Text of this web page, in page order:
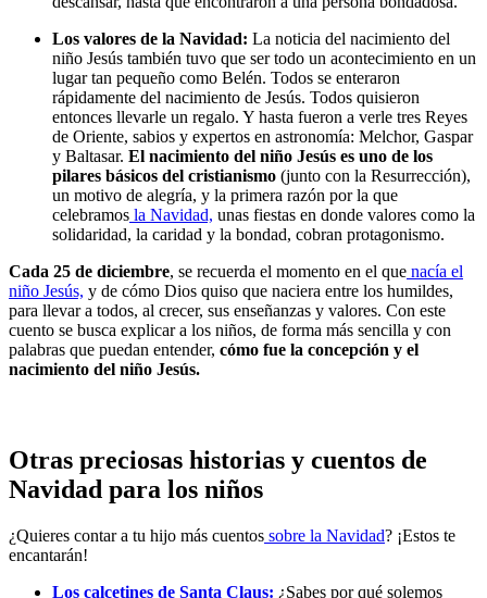
Los valores de la Navidad: La noticia del nacimiento del
niño Jesús también tuvo que ser todo un acontecimiento en un
lugar tan pequeño como Belén. Todos se enteraron
rápidamente del nacimiento de Jesús. Todos quisieron
entonces llevarle un regalo. Y hasta fueron a verle tres Reyes
de Oriente, sabios y expertos en astronomía: Melchor, Gaspar
y Baltasar. El nacimiento del niño Jesús es uno de los
pilares básicos del cristianismo (junto con la Resurrección),
un motivo de alegría, y la primera razón por la que
celebramos la Navidad, unas fiestas en donde valores como la
solidaridad, la caridad y la bondad, cobran protagonismo.
Cada 25 de diciembre, se recuerda el momento en el que nacía el
niño Jesús, y de cómo Dios quiso que naciera entre los humildes,
para llevar a todos, al crecer, sus enseñanzas y valores. Con este
cuento se busca explicar a los niños, de forma más sencilla y con
palabras que puedan entender, cómo fue la concepción y el
nacimiento del niño Jesús.
Otras preciosas historias y cuentos de
Navidad para los niños
¿Quieres contar a tu hijo más cuentos sobre la Navidad? ¡Estos te
encantarán!
Los calcetines de Santa Claus: ¿Sabes por qué solemos